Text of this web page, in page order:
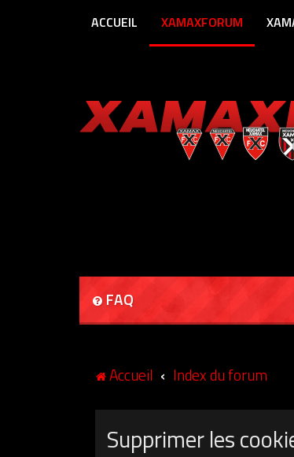
ACCUEIL XAMAXFORUM
FAQ
Accueil Index du forum
Supprimer les